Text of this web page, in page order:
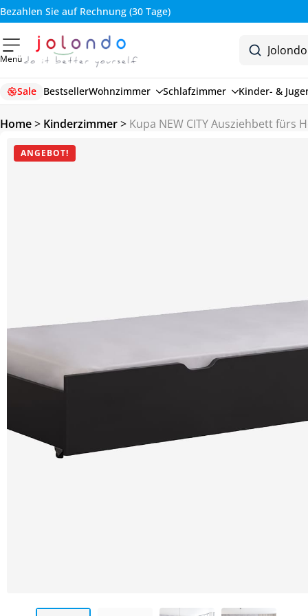
Bezahlen Sie auf Rechnung (30 Tage)
Menü
Sale BestsellerWohnzimmer Schlafzimmer Kinder- &
Home> Kinderzimmer> Kupa NEW CITY Ausziehbett fürs
ANGEBOT!